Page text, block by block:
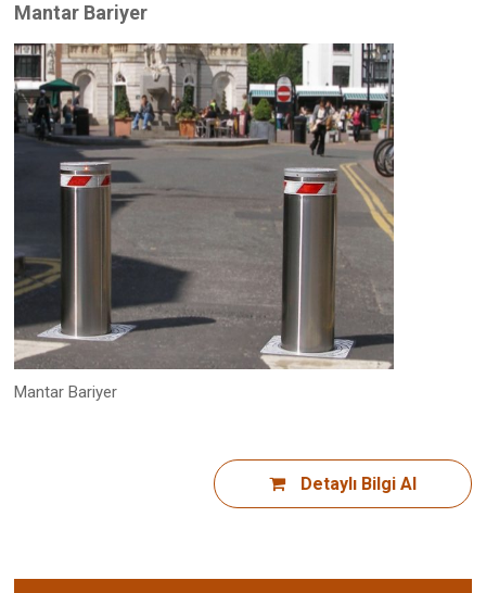
Mantar Bariyer
Mantar Bariyer
Detaylı Bilgi Al